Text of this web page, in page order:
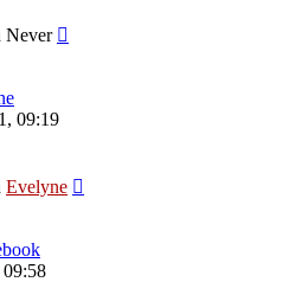
Never
09:19
Evelyne
09:58